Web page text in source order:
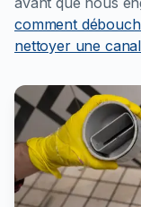
comment
nettoyer une